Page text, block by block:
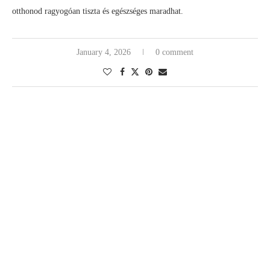
otthonod ragyogóan tiszta és egészséges maradhat.
January 4, 2026 0 comment